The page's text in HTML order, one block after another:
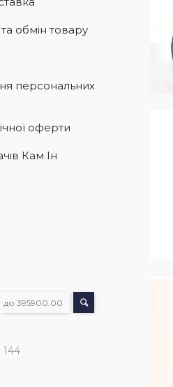
обмін товару
персональних
оферти
Кам Ін
144